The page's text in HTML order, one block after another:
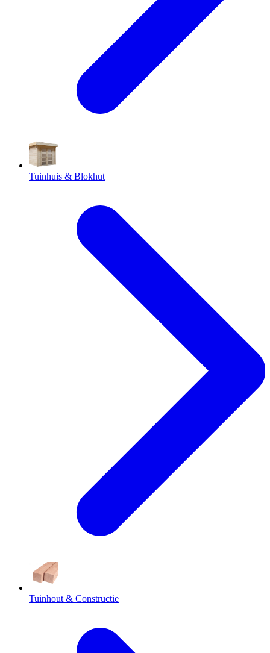
Tuinhuis & Blokhut
Tuinhout & Constructie